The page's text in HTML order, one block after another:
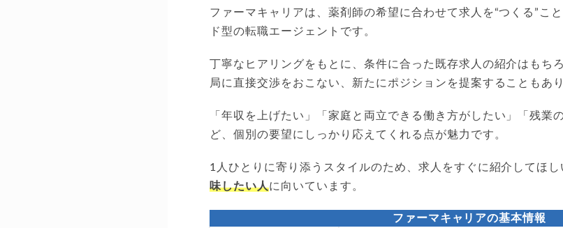
ファーマキャリアは、薬剤師の希望に合わせて求人を“つくる”こ
ド型の転職エージェントです。
丁寧なヒアリングをもとに、条件に合った既存求人の紹介はもち
局に直接交渉をおこない、新たにポジションを提案することもあり
「年収を上げたい」「家庭と両立できる働き方がしたい」「残業
ど、個別の要望にしっかり応えてくれる点が魅力です。
1人ひとりに寄り添うスタイルのため、求人をすぐに紹介してほ
味したい人に向いています。
ファーマキャリアの基本情報